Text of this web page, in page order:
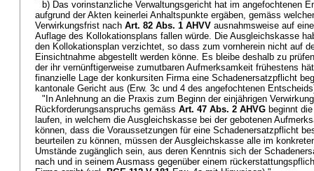
b) Das vorinstanzliche Verwaltungsgericht hat im angefochtenen
aufgrund der Akten keinerlei Anhaltspunkte ergäben, gemäss
Verwirkungsfrist nach Art. 82 Abs. 1 AHVV ausnahmsweise auf
Auflage des Kollokationsplans fallen würde. Die Ausgleichskasse
den Kollokationsplan verzichtet, so dass zum vornherein nicht auf
Einsichtnahme abgestellt werden könne. Es bleibe deshalb zu
der ihr vernünftigerweise zumutbaren Aufmerksamkeit frühestens
finanzielle Lage der konkursiten Firma eine Schadenersatzpflicht
kantonale Gericht aus (Erw. 3c und 4 des angefochtenen
"In Anlehnung an die Praxis zum Beginn der einjährigen
Rückforderungsanspruchs gemäss Art. 47 Abs. 2 AHVG beginnt
laufen, in welchem die Ausgleichskasse bei der gebotenen
können, dass die Voraussetzungen für eine Schadenersatzpflicht
beurteilen zu können, müssen der Ausgleichskasse alle im
Umstände zugänglich sein, aus deren Kenntnis sich der
nach und in seinem Ausmass gegenüber einem